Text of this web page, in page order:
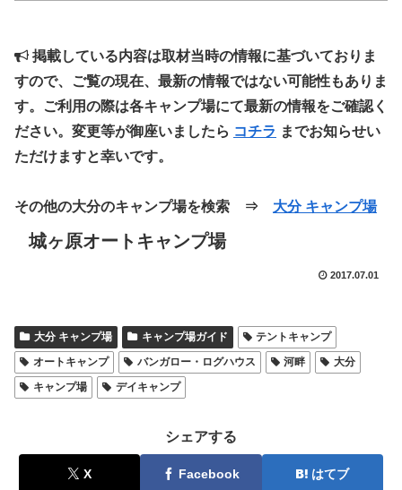
掲載している内容は取材当時の情報に基づいておりま
すので、ご覧の現在、最新の情報ではない可能性もありま
す。ご利用の際は各キャンプ場にて最新の情報をご確認く
ださい。変更等が御座いましたら コチラ までお知らせい
ただけますと幸いです。
その他の大分のキャンプ場を検索 ⇒ 大分 キャンプ場
城ヶ原オートキャンプ場
2017.07.01
大分 キャンプ場 キャンプ場ガイド
テントキャンプ
オートキャンプ
バンガロー・ログハウス 河畔
大分
キャンプ場
デイキャンプ
シェアする
X Facebook はてブ